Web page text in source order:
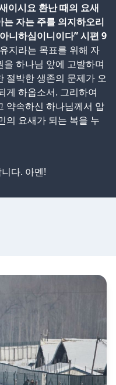
이시요 환난 때의 요새
자는 주를 의지하오리
니하심이니이다” 시편 9
지라는 목표를 위해 자
하나님 앞에 고발하며
절박한 생존의 문제가 오
게 하옵소서. 그리하여
약속하신 하나님께서 압
의 요새가 되는 복을 누
다. 아멘!